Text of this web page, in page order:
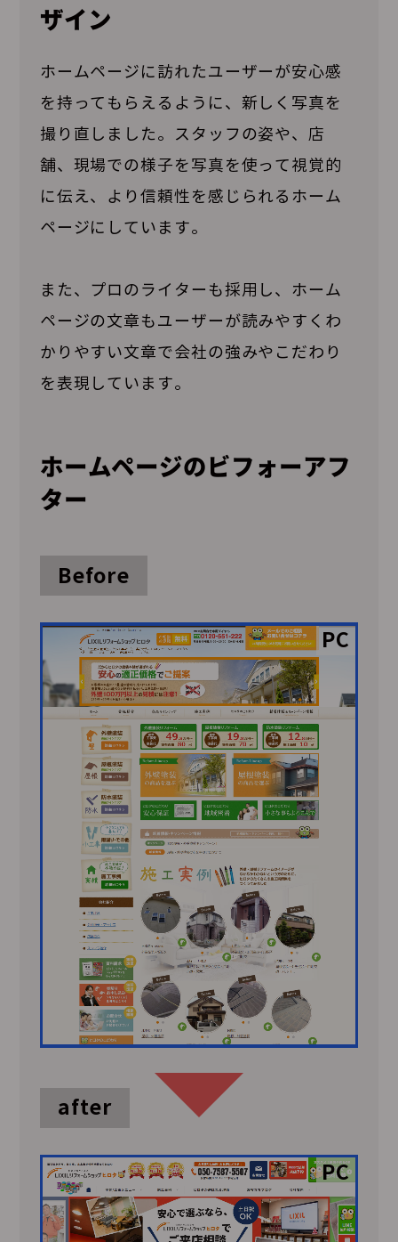
ザイン
ホームページに訪れたユーザーが安心感
を持ってもらえるように、新しく写真を
撮り直しました。スタッフの姿や、店
舗、現場での様子を写真を使って視覚的
に伝え、より信頼性を感じられるホーム
ページにしています。
また、プロのライターも採用し、ホーム
ページの文章もユーザーが読みやすくわ
かりやすい文章で会社の強みやこだわり
を表現しています。
ホームページのビフォーアフ
ター
Before
after